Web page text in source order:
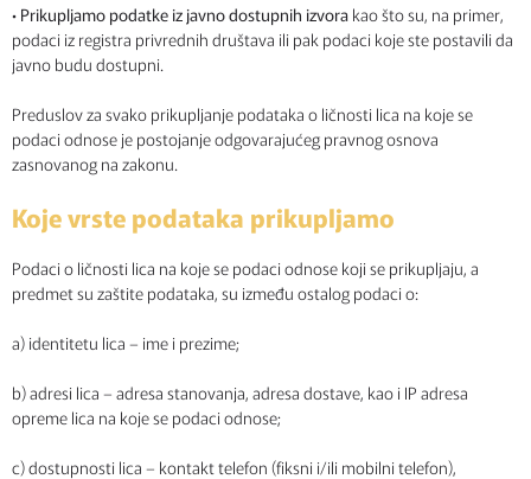
• Prikupljamo podatke iz javno dostupnih izvora kao što su, na primer,
podaci iz registra privrednih društava ili pak podaci koje ste postavili da
javno budu dostupni.
Preduslov za svako prikupljanje podataka o ličnosti lica na koje se
podaci odnose je postojanje odgovarajućeg pravnog osnova
zasnovanog na zakonu.
Koje vrste podataka prikupljamo
Podaci o ličnosti lica na koje se podaci odnose koji se prikupljaju, a
predmet su zaštite podataka, su između ostalog podaci o:
a) identitetu lica – ime i prezime;
b) adresi lica – adresa stanovanja, adresa dostave, kao i IP adresa
opreme lica na koje se podaci odnose;
c) dostupnosti lica – kontakt telefon (fiksni i/ili mobilni telefon),